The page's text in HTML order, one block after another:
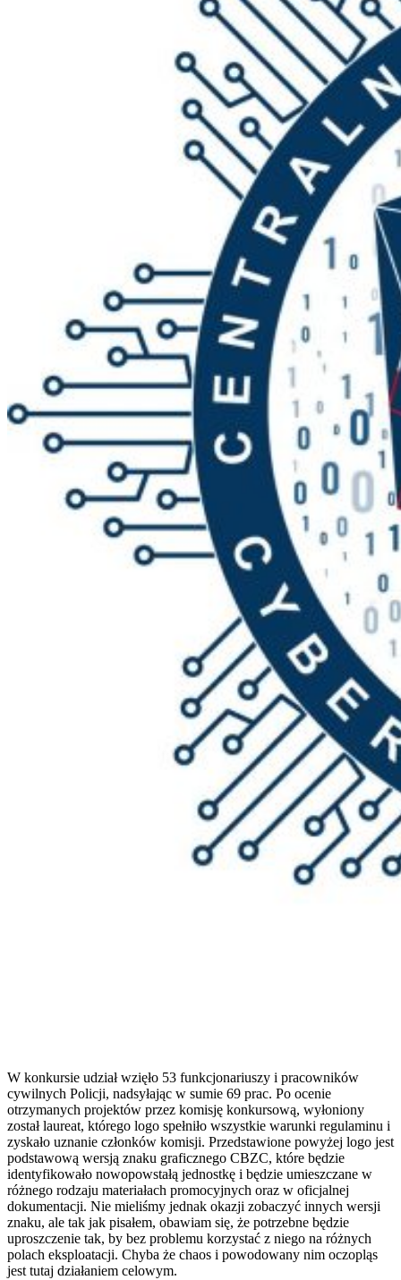
W konkursie udział wzięło 53 funkcjonariuszy i pracowników
cywilnych Policji, nadsyłając w sumie 69 prac. Po ocenie
otrzymanych projektów przez komisję konkursową, wyłoniony
został laureat, którego logo spełniło wszystkie warunki regulaminu i
zyskało uznanie członków komisji. Przedstawione powyżej logo jest
podstawową wersją znaku graficznego CBZC, które będzie
identyfikowało nowopowstałą jednostkę i będzie umieszczane w
różnego rodzaju materiałach promocyjnych oraz w oficjalnej
dokumentacji. Nie mieliśmy jednak okazji zobaczyć innych wersji
znaku, ale tak jak pisałem, obawiam się, że potrzebne będzie
uproszczenie tak, by bez problemu korzystać z niego na różnych
polach eksploatacji. Chyba że chaos i powodowany nim oczopląs
jest tutaj działaniem celowym.